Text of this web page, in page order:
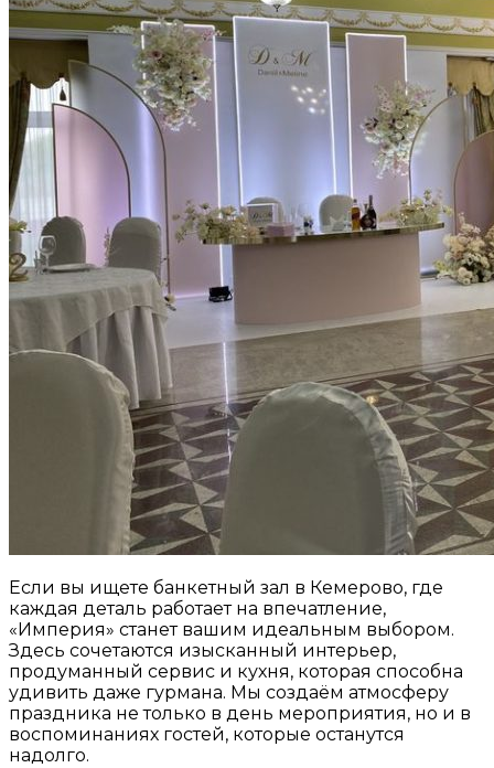
Если вы ищете банкетный зал в Кемерово, где
каждая деталь работает на впечатление,
«Империя» станет вашим идеальным выбором.
Здесь сочетаются изысканный интерьер,
продуманный сервис и кухня, которая способна
удивить даже гурмана. Мы создаём атмосферу
праздника не только в день мероприятия, но и в
воспоминаниях гостей, которые останутся
надолго.